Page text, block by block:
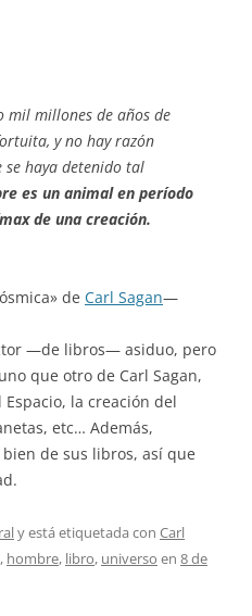
mil millones de años de
y no hay razón
haya detenido tal
es un animal en período
de una creación.
de Carl Sagan—
—de libros— asiduo, pero
que otro de Carl Sagan,
la creación del
etc… Además,
de sus libros, así que
y está etiquetada con Carl
, hombre, libro, universo en 8 de